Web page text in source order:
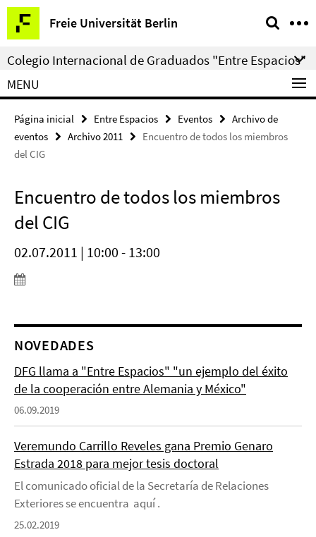
Springe
direkt
zu
Inhalt
Freie Universität Berlin
Herramientas
de
navegación
Colegio Internacional de Graduados "Entre Espacios"
MENU
Página inicial Entre Espacios Eventos
Archivo de
eventos
Archivo 2011
Encuentro de todos los miembros
del CIG
Encuentro de todos los miembros
del CIG
02.07.2011 | 10:00 - 13:00
NOVEDADES
DFG llama a "Entre Espacios" "un ejemplo del éxito
de la cooperación entre Alemania y México"
06.09.2019
Veremundo Carrillo Reveles gana Premio Genaro
Estrada 2018 para mejor tesis doctoral
El comunicado oficial de la Secretaría de Relaciones
Exteriores se encuentra aquí .
25.02.2019